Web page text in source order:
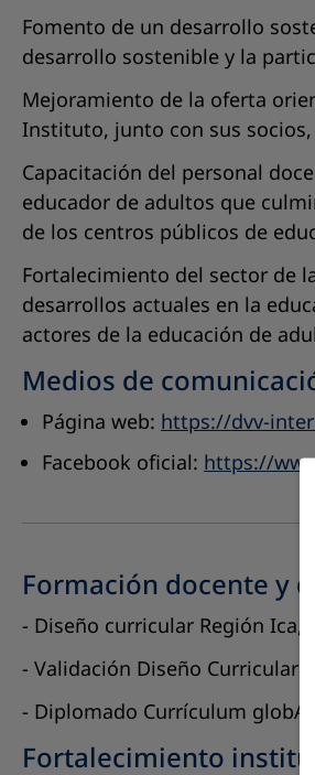
Fomento de un desarrollo
desarrollo sostenible y la
Mejoramiento de la oferta
Instituto, junto con sus
Capacitación del personal
educador de adultos que
de los centros públicos de
Fortalecimiento del sector de
desarrollos actuales en la
actores de la educación de
Medios de
Página web: https://dvv-
Facebook oficial: https://
Formación docente y
- Diseño curricular Región Ica,
- Validación Diseño Curricular
- Diplomado Currículum
Fortalecimiento